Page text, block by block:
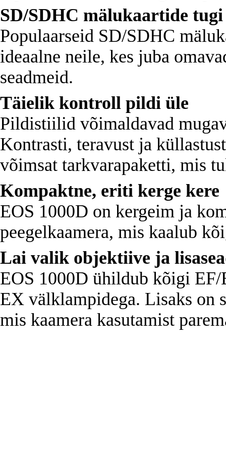
SD/SDHC mälukaartide tugi
Populaarseid SD/SDHC
ideaalne neile, kes juba
seadmeid.
Täielik kontroll pildi üle
Pildistiilid võimaldavad
Kontrasti, teravust ja
võimsat tarkvarapaketti, mis
Kompaktne, eriti kerge kere
EOS 1000D on kergeim ja
peegelkaamera, mis kaalub
Lai valik objektiive ja
EOS 1000D ühildub kõigi
EX välklampidega. Lisaks on
mis kaamera kasutamist